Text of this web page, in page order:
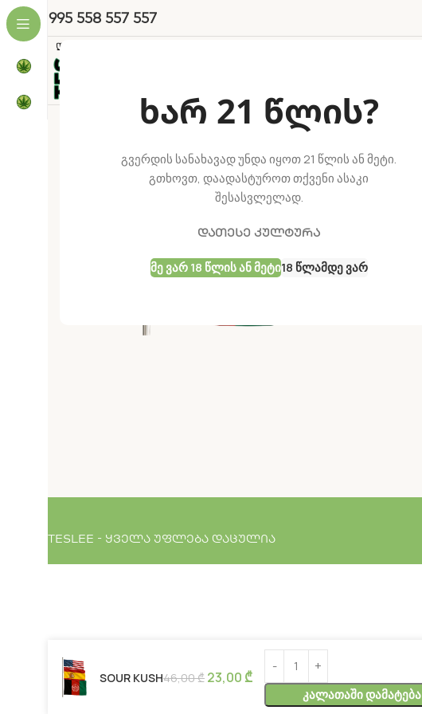
ხარ 21 წლის?
გვერდის სანახავად უნდა იყოთ 21 წლის ან მეტი.
გთხოვთ, დაადასტუროთ თქვენი ასაკი
შესასვლელად.
დათესე კულტურა
Მე Ვარ 18 Წლის Ან Მეტი18 Წლამდე Ვარ
+995 558 557 557
TESLEE - ყველა უფლება დაცულია
SOUR KUSH46,00₾ 23,00 ₾
Კალათაში Დამატება